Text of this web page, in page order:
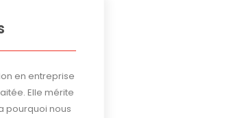
en entreprise
Elle mérite
pourquoi nous